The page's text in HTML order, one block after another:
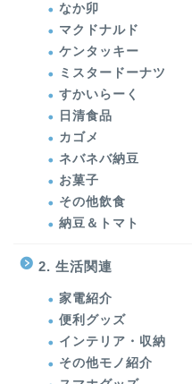
なか卯
マクドナルド
ケンタッキー
ミスタードーナツ
すかいらーく
日清食品
カゴメ
ネバネバ納豆
お菓子
その他飲食
納豆＆トマト
2. 生活関連
家電紹介
便利グッズ
インテリア・収納
その他モノ紹介